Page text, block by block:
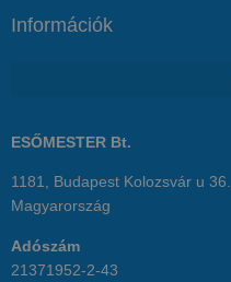
Információk
ESŐMESTER Bt.
1181, Budapest Kolozsvár u 36.
Magyarország
Adószám
21371952-2-43